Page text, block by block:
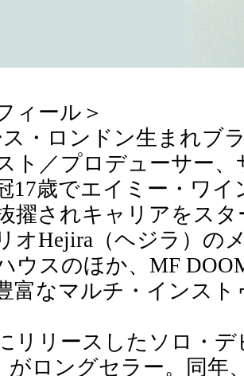
ィール＞
・ロンドン生まれブ
ト／プロデューサー
17歳でエイミー・ワ
擢されキャリアをス
オHejira（ヘジラ）の
ウスのほか、MF
富なマルチ・インス
リリースしたソロ・
がロングセラー。同年